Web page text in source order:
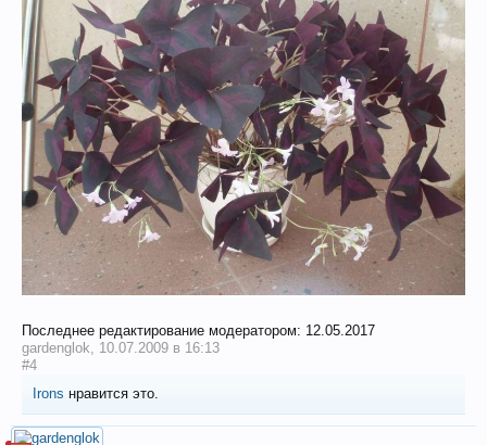
Последнее редактирование модератором: 12.05.2017
gardenglok, 10.07.2009 в 16:13
#4
Irons нравится это.